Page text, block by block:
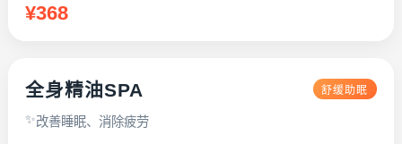
¥368
全身精油SPA 舒缓助眠
改善睡眠、消除疲劳